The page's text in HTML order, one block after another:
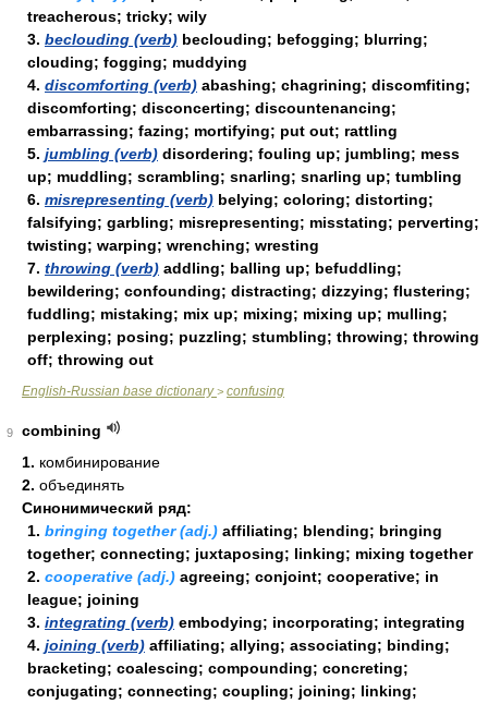
treacherous; tricky; wily
3. beclouding (verb) beclouding; befogging; blurring;
clouding; fogging; muddying
4. discomforting (verb) abashing; chagrining; discomfiting;
discomforting; disconcerting; discountenancing;
embarrassing; fazing; mortifying; put out; rattling
5. jumbling (verb) disordering; fouling up; jumbling; mess
up; muddling; scrambling; snarling; snarling up; tumbling
6. misrepresenting (verb) belying; coloring; distorting;
falsifying; garbling; misrepresenting; misstating; perverting;
twisting; warping; wrenching; wresting
7. throwing (verb) addling; balling up; befuddling;
bewildering; confounding; distracting; dizzying; flustering;
fuddling; mistaking; mix up; mixing; mixing up; mulling;
perplexing; posing; puzzling; stumbling; throwing; throwing
off; throwing out
English-Russian base dictionary> confusing
9
combining
1. комбинирование
2. объединять
Синонимический ряд:
1. bringing together (adj.) affiliating; blending; bringing
together; connecting; juxtaposing; linking; mixing together
2. cooperative (adj.) agreeing; conjoint; cooperative; in
league; joining
3. integrating (verb) embodying; incorporating; integrating
4. joining (verb) affiliating; allying; associating; binding;
bracketing; coalescing; compounding; concreting;
conjugating; connecting; coupling; joining; linking;